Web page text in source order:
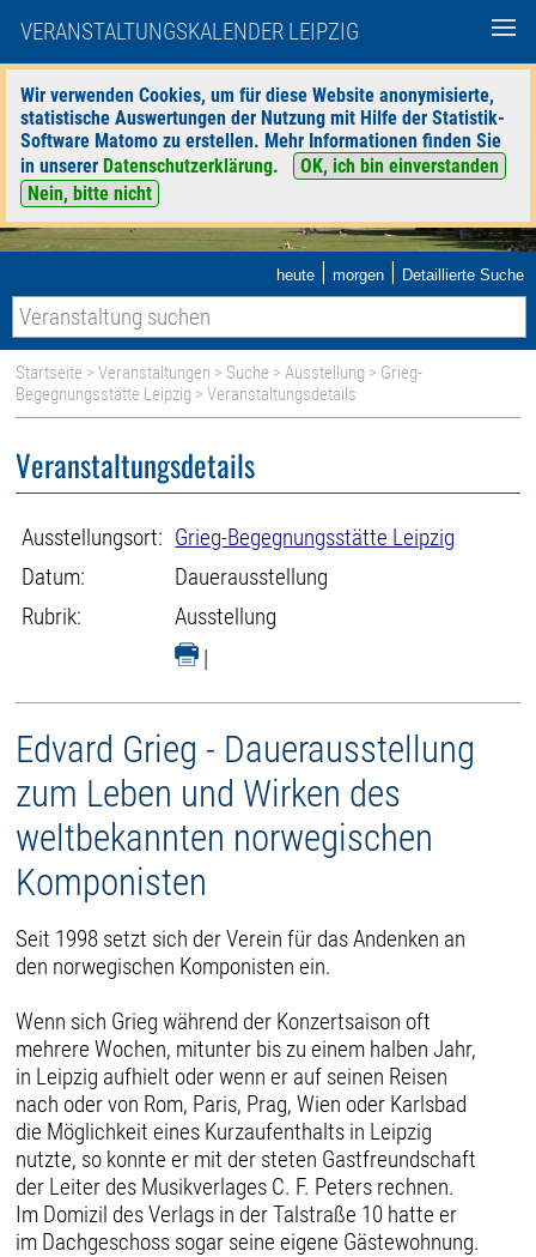
VERANSTALTUNGSKALENDER LEIPZIG
Wir verwenden Cookies, um für diese Website anonymisierte,
statistische Auswertungen der Nutzung mit Hilfe der Statistik-
Software Matomo zu erstellen. Mehr Informationen finden Sie
in unserer Datenschutzerklärung.
OK, ich bin einverstanden
Nein, bitte nicht
heute | morgen | Detaillierte Suche
Startseite >Veranstaltungen > Suche >Ausstellung > Grieg-
Begegnungsstätte Leipzig > Veranstaltungsdetails
Veranstaltungsdetails
Ausstellungsort: Grieg-Begegnungsstätte Leipzig
Datum:
Dauerausstellung
Rubrik:
Ausstellung
|
Edvard Grieg - Dauerausstellung
zum Leben und Wirken des
weltbekannten norwegischen
Komponisten
Seit 1998 setzt sich der Verein für das Andenken an
den norwegischen Komponisten ein.
Wenn sich Grieg während der Konzertsaison oft
mehrere Wochen, mitunter bis zu einem halben Jahr,
in Leipzig aufhielt oder wenn er auf seinen Reisen
nach oder von Rom, Paris, Prag, Wien oder Karlsbad
die Möglichkeit eines Kurzaufenthalts in Leipzig
nutzte, so konnte er mit der steten Gastfreundschaft
der Leiter des Musikverlages C. F. Peters rechnen.
Im Domizil des Verlags in der Talstraße 10 hatte er
im Dachgeschoss sogar seine eigene Gästewohnung.